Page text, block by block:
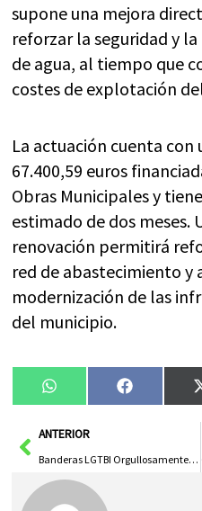
supone una mejora
reforzar la seguridad y
de agua, al tiempo que
costes de explotación
La actuación cuenta con
67.400,59 euros
Obras Municipales y
estimado de dos meses.
renovación permitirá
red de abastecimiento y
modernización de las
del municipio.
Compartir
en
WhatsApp
en
AntANTERIOR
Banderas LGTBI Orgullosamente Ondean en Sedes de UGT en Castilla-La Mancha